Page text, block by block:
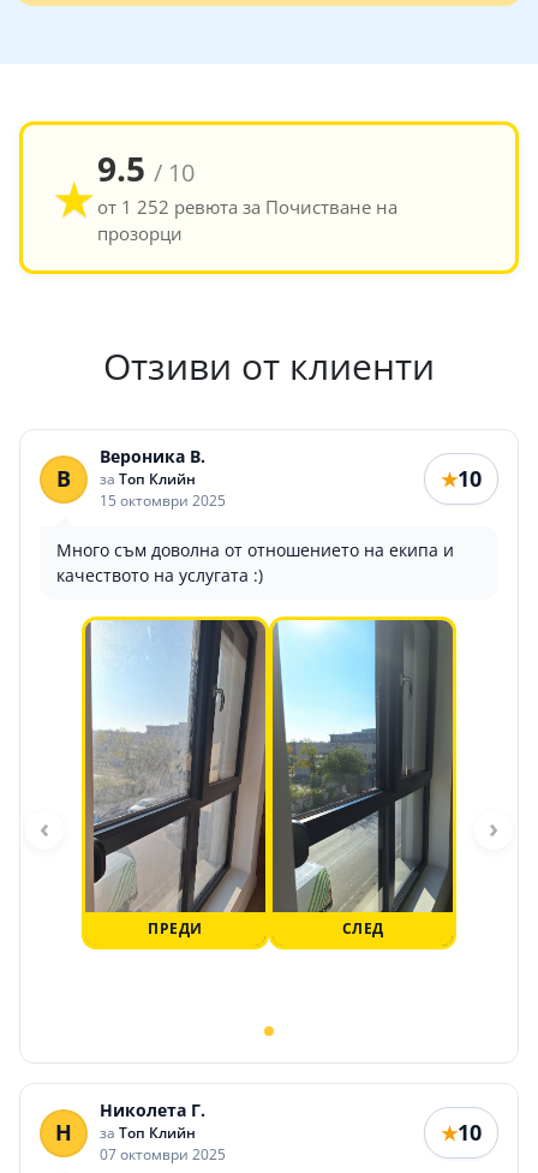
★9.5 / 10
от 1 252 ревюта за Почистване на
прозорци
Отзиви от клиенти
В
Вероника В.
за Топ Клийн
15 октомври 2025
★10
Много съм доволна от отношението на екипа и
качеството на услугата :)
ПРЕДИ СЛЕД
‹ ›
Н
Николета Г.
за Топ Клийн
07 октомври 2025
★10